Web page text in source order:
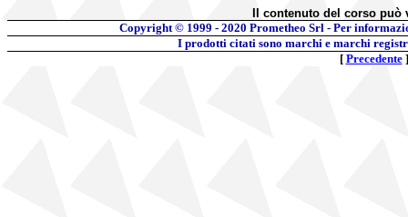
Il contenuto del corso
Copyright © 1999 - 2020 Prometheo Srl - Per
I prodotti citati sono marchi e marchi
[ Precedente]